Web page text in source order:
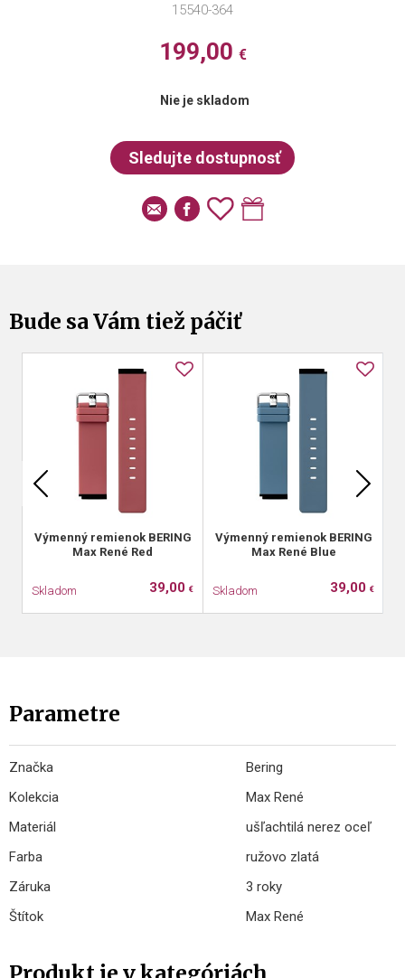
15540-364
199,00 €
Nie je skladom
Bude sa Vám tiež páčiť
Výmenný remienok BERING
Max René Red
Skladom 39,00 €
Výmenný remienok BERING
Max René Blue
Skladom 39,00 €
Parametre
Značka
Bering
Kolekcia
Max René
Materiál
ušľachtilá nerez oceľ
Farba
ružovo zlatá
Záruka
3 roky
Štítok
Max René